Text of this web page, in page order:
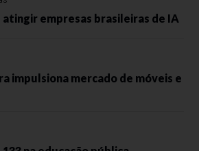
atingir empresas brasileiras de IA
impulsiona mercado de móveis e